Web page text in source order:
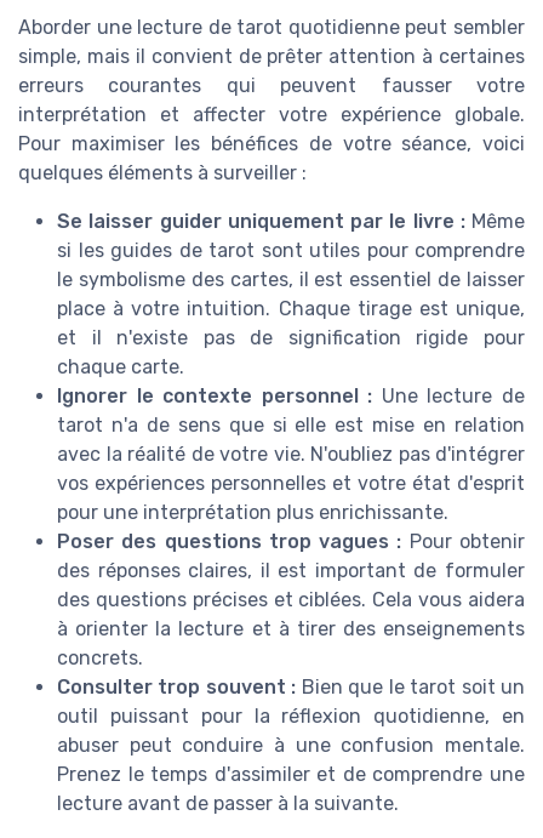
Aborder une lecture de tarot quotidienne peut sembler
simple, mais il convient de prêter attention à certaines
erreurs courantes qui peuvent fausser votre
interprétation et affecter votre expérience globale.
Pour maximiser les bénéfices de votre séance, voici
quelques éléments à surveiller :
Se laisser guider uniquement par le livre :Même
si les guides de tarot sont utiles pour comprendre
le symbolisme des cartes, il est essentiel de laisser
place à votre intuition. Chaque tirage est unique,
et il n'existe pas de signification rigide pour
chaque carte.
Ignorer le contexte personnel : Une lecture de
tarot n'a de sens que si elle est mise en relation
avec la réalité de votre vie. N'oubliez pas d'intégrer
vos expériences personnelles et votre état d'esprit
pour une interprétation plus enrichissante.
Poser des questions trop vagues : Pour obtenir
des réponses claires, il est important de formuler
des questions précises et ciblées. Cela vous aidera
à orienter la lecture et à tirer des enseignements
concrets.
Consulter trop souvent : Bien que le tarot soit un
outil puissant pour la réflexion quotidienne, en
abuser peut conduire à une confusion mentale.
Prenez le temps d'assimiler et de comprendre une
lecture avant de passer à la suivante.